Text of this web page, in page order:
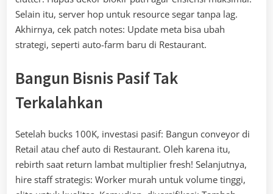
Selain itu, server hop untuk resource segar tanpa lag.
Akhirnya, cek patch notes: Update meta bisa ubah
strategi, seperti auto-farm baru di Restaurant.
Bangun Bisnis Pasif Tak
Terkalahkan
Setelah bucks 100K, investasi pasif: Bangun conveyor di
Retail atau chef auto di Restaurant. Oleh karena itu,
rebirth saat return lambat multiplier fresh! Selanjutnya,
hire staff strategis: Worker murah untuk volume tinggi,